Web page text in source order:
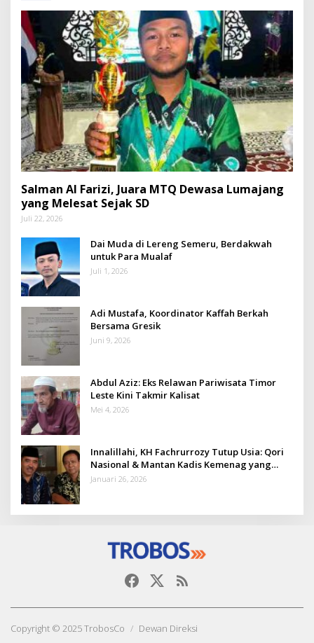
Salman Al Farizi, Juara MTQ Dewasa Lumajang
yang Melesat Sejak SD
Juli 22, 2026
Dai Muda di Lereng Semeru, Berdakwah
untuk Para Mualaf
Juli 1, 2026
Adi Mustafa, Koordinator Kaffah Berkah
Bersama Gresik
Juni 9, 2026
Abdul Aziz: Eks Relawan Pariwisata Timor
Leste Kini Takmir Kalisat
Mei 4, 2026
Innalillahi, KH Fachrurrozy Tutup Usia: Qori
Nasional & Mantan Kadis Kemenag yang
Penuh Teladan
Januari 26, 2026
Copyright © 2025 TrobosCo Dewan Direksi